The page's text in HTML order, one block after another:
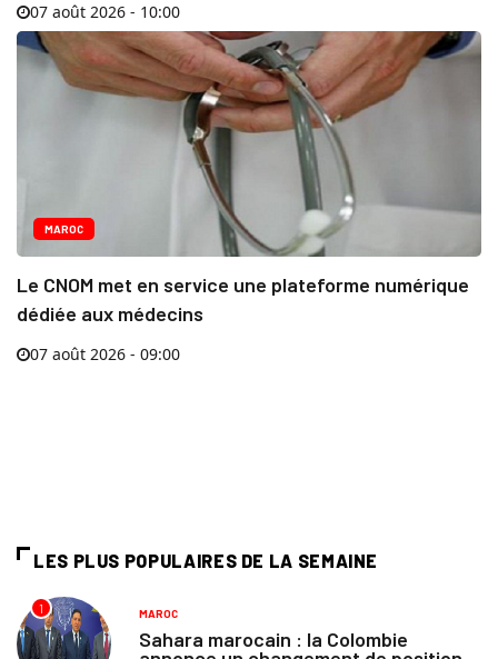
07 août 2026 - 10:00
MAROC
Le CNOM met en service une plateforme numérique
dédiée aux médecins
07 août 2026 - 09:00
LES PLUS POPULAIRES DE LA SEMAINE
1 MAROC
Sahara marocain : la Colombie